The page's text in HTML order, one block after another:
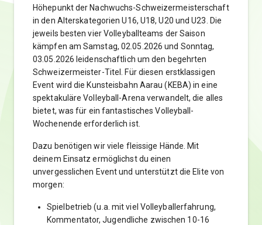
Höhepunkt der Nachwuchs-Schweizermeisterschaft
in den Alterskategorien U16, U18, U20 und U23. Die
jeweils besten vier Volleyballteams der Saison
kämpfen am Samstag, 02.05.2026 und Sonntag,
03.05.2026 leidenschaftlich um den begehrten
Schweizermeister-Titel. Für diesen erstklassigen
Event wird die Kunsteisbahn Aarau (KEBA) in eine
spektakuläre Volleyball-Arena verwandelt, die alles
bietet, was für ein fantastisches Volleyball-
Wochenende erforderlich ist.
Dazu benötigen wir viele fleissige Hände. Mit
deinem Einsatz ermöglichst du einen
unvergesslichen Event und unterstützt die Elite von
morgen:
Spielbetrieb (u.a. mit viel Volleyballerfahrung,
Kommentator, Jugendliche zwischen 10-16